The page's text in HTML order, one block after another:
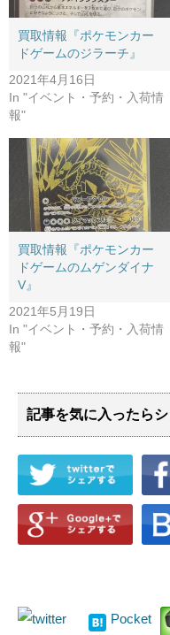
買取情報『ポケモンカー
ドゲームのジラーチ』
2021年4月16日
In "イベント・予約・入荷情
報"
買取情報『ポケモンカー
ドゲームのムゲンダイナ
V』
2021年5月19日
In "イベント・予約・入荷情
報"
記事を気に入ったら
Pocket